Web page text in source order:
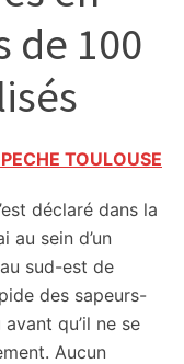
de 100
TOULOUSE
déclaré dans la
au sein d’un
sud-est de
des sapeurs-
qu’il ne se
Aucun